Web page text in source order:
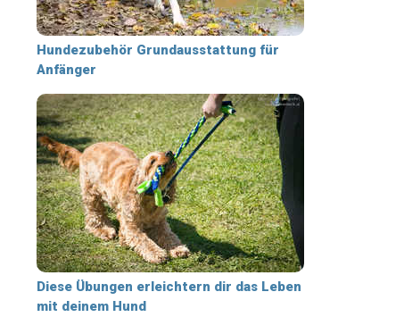
Hundezubehör Grundausstattung für
Anfänger
Diese Übungen erleichtern dir das Leben
mit deinem Hund